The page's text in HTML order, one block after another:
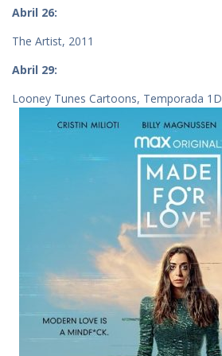
Abril 26:
The Artist, 2011
Abril 29:
Looney Tunes Cartoons, Temporada 1D